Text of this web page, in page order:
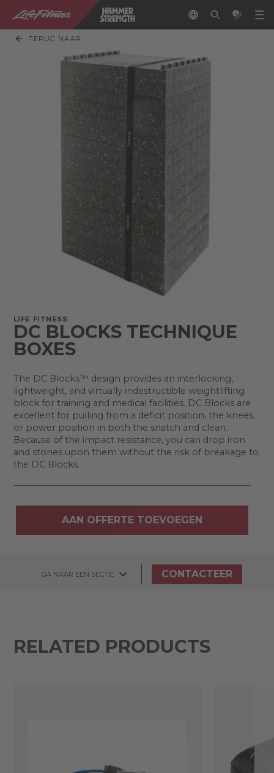
TERUG NAAR
LIFE FITNESS
DC BLOCKS TECHNIQUE
BOXES
The DC Blocks™ design provides an interlocking,
lightweight, and virtually indestructible weightlifting
block for training and medical facilities. DC Blocks are
excellent for pulling from a deficit position, the knees,
or power position in both the snatch and clean.
Because of the impact resistance, you can drop iron
and stones upon them without the risk of breakage to
the DC Blocks.
AAN OFFERTE TOEVOEGEN
GA NAAR EEN SECTIE CONTACTEER
RELATED PRODUCTS